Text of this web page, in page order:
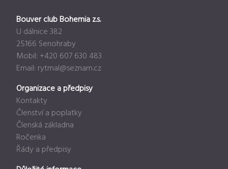
Bouver club Bohemia z.s.
U dálnice 382
25166 Senohraby
Mobil: +420 607 630 483
Email: rytmal@seznam.cz
Organizace a předpisy
Kontakty
Členství a poplatky
Členská základna
Ročenka
Řády a předpisy